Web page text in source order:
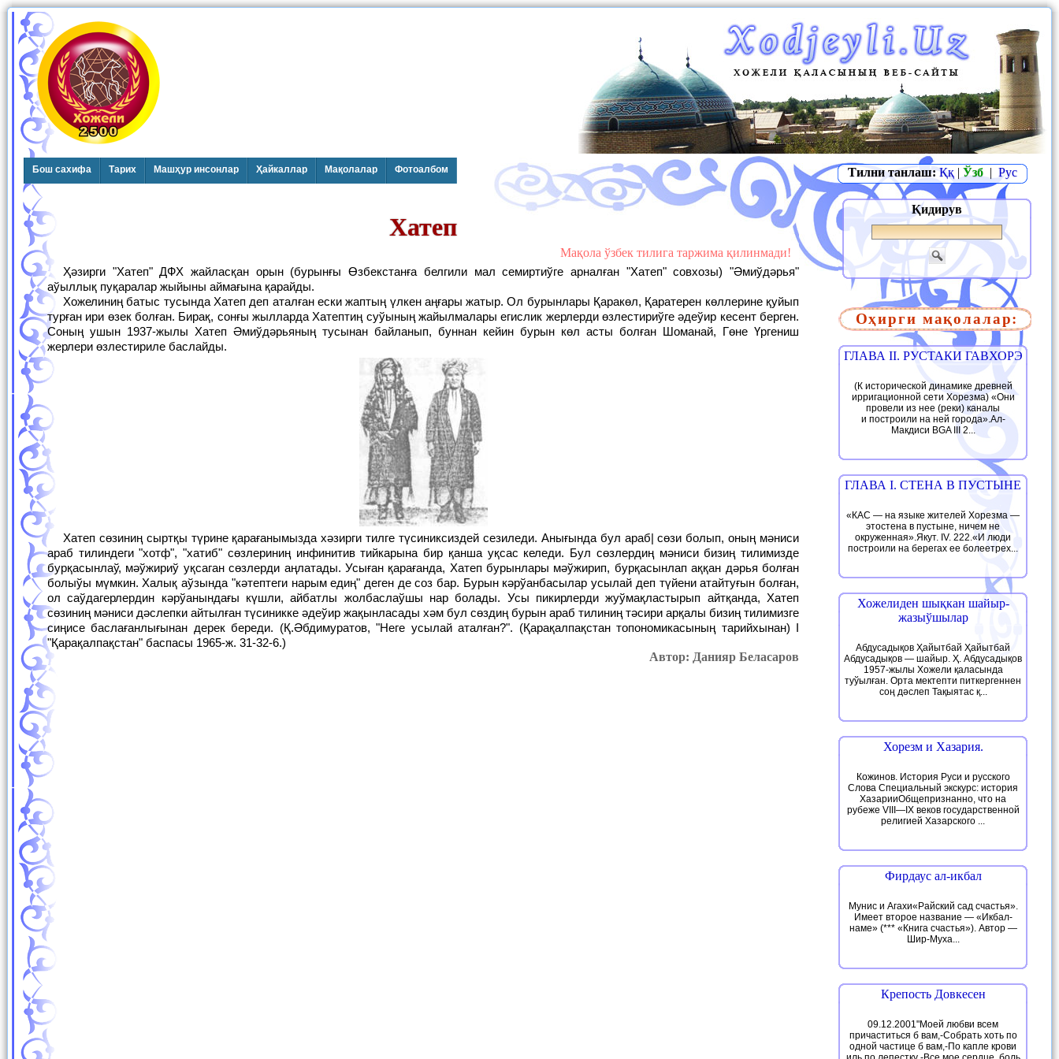
Бош сахифа Тарих Машҳур инсонлар Ҳайкаллар Мақолалар Фотоалбом Тилни танлаш: Ққ | Ўзб | Рус
Хатеп
Мақола ўзбек тилига таржима қилинмади!
Ҳәзирги "Хатеп" ДФХ жайласқан орын (бурынғы Өзбекстанға белгили мал семиртиўге арналған "Хатеп" совхозы) "Әмиўдәрья"
аўыллық пуқаралар жыйыны аймағына қарайды.
Хожелиниң батыс тусында Хатеп деп аталған ески жаптың үлкен аңғары жатыр. Ол бурынлары Қаракөл, Қаратерен көллерине қуйып
турған ири өзек болған. Бирақ, сонғы жылларда Хатептиң суўының жайылмалары егислик жерлерди өзлестириўге әдеўир кесент берген.
Соның ушын 1937-жылы Хатеп Әмиўдәрьяның тусынан байланып, буннан кейин бурын көл асты болған Шоманай, Гөне Үргениш
жерлери өзлестириле баслайды.
Хатеп сөзиниң сыртқы түрине қарағанымызда хәзирги тилге түсиниксиздей сезиледи. Анығында бул араб| сөзи болып, оның мәниси
араб тилиндеги "хотф", "хатиб" сөзлериниң инфинитив тийкарына бир қанша уқсас келеди. Бул сөзлердиң мәниси бизиң тилимизде
бурқасынлаў, мәўжириў уқсаган сөзлерди аңлатады. Усыған қарағанда, Хатеп бурынлары мәўжирип, бурқасынлап аққан дәрья болған
болыўы мүмкин. Халық аўзында "кәтептеги нарым едиң" деген де соз бар. Бурын кәрўанбасылар усылай деп түйени атайтуғын болған,
ол саўдагерлердин кәрўанындағы күшли, айбатлы жолбаслаўшы нар болады. Усы пикирлерди жуўмақластырып айтқанда, Хатеп
сөзиниң мәниси дәслепки айтылған түсиникке әдеўир жақынласады хәм бул сөздиң бурын араб тилиниң тәсири арқалы бизиң тилимизге
сиңисе баслағанлығынан дерек береди. (Қ.Әбдимуратов, "Неге усылай аталған?". (Қарақалпақстан топономикасының тарийхынан) I
"Қарақалпақстан" баспасы 1965-ж. 31-32-6.)
Автор: Данияр Беласаров
Қидирув
Оҳирги мақолалар:
ГЛАВА II. РУСТАКИ ГАВХОРЭ
(К исторической динамике древней
ирригационной сети Хорезма) «Они
провели из нее (реки) каналы
и построили на ней города».Ал-
Макдиси BGA III 2...
ГЛАВА I. СТЕНА В ПУСТЫНЕ
«КАС — на языке жителей Хорезма —
этостена в пустыне, ничем не
окруженная».Якут. IV. 222.«И люди
построили на берегах ее болеетрех...
Хожелиден шықкан шайыр-
жазыўшылар
Абдусадықов Ҳайытбай Ҳайытбай
Абдусадықов — шайыр. Ҳ. Абдусадықов
1957-жылы Хожели қаласында
туўылған. Орта мектепти питкергеннен
соң дәслеп Тақыятас қ...
Хорезм и Хазария.
Кожинов. История Руси и русского
Слова Специальный экскурс: история
ХазарииОбщепризнанно, что на
рубеже VIII—IX веков государственной
религией Хазарского ...
Фирдаус ал-икбал
Мунис и Агахи«Райский сад счастья».
Имеет второе название — «Икбал-
наме» (*** «Книга счастья»). Автор —
Шир-Муха...
Крепость Довкесен
09.12.2001"Моей любви всем
причаститься б вам,-Собрать хоть по
одной частице б вам,-По капле крови